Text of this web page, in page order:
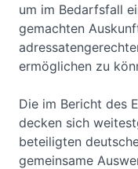
um im Bedarfsfall
gemachten
ermöglichen zu
Die im Bericht des
decken sich
beteiligten
gemeinsame